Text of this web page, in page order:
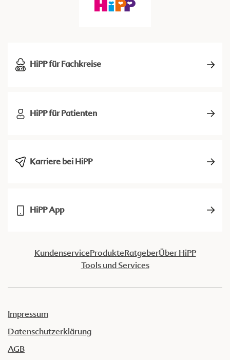
HiPP für Fachkreise
HiPP für Patienten
Karriere bei HiPP
HiPP App
KundenserviceProdukteRatgeberÜber HiPP
Tools und Services
Impressum
Datenschutzerklärung
AGB